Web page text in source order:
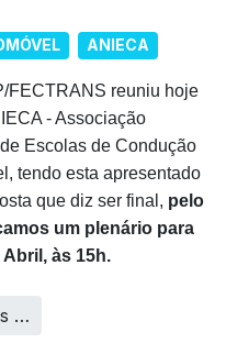
ANIECA
FECTRANS reuniu hoje
- Associação
Escolas de Condução
tendo esta apresentado
que diz ser final, pelo
um plenário para
Abril, às 15h.
…